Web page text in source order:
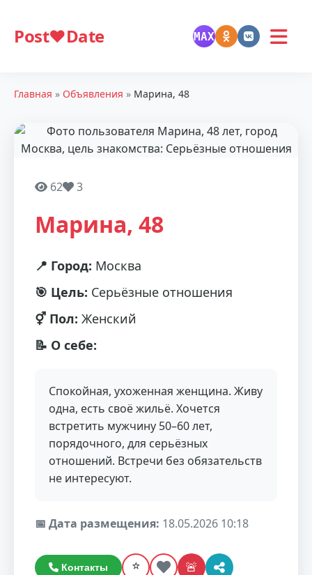
Post❤️Date MAX
Главная » Объявления » Марина, 48
62 3
Марина, 48
📍 Город: Москва
🎯 Цель: Серьёзные отношения
⚥ Пол: Женский
📝 О себе:
Спокойная, ухоженная женщина. Живу
одна, есть своё жильё. Хочется
встретить мужчину 50–60 лет,
порядочного, для серьёзных
отношений. Встречи без обязательств
не интересуют.
📅 Дата размещения: 18.05.2026 10:18
Контакты ⭐ 🚨